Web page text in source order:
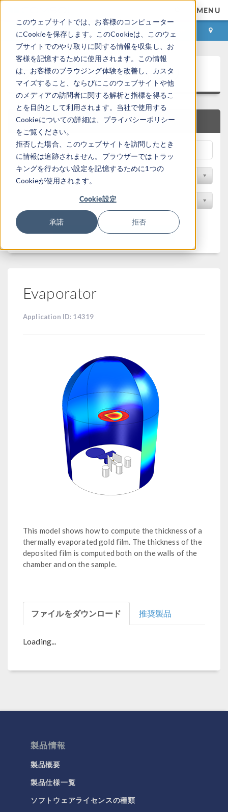
このウェブサイトでは、お客様のコンピューター
にCookieを保存します。このCookieは、このウェ
ブサイトでのやり取りに関する情報を収集し、お
客様を記憶するために使用されます。この情報
は、お客様のブラウジング体験を改善し、カスタ
マイズすること、ならびにこのウェブサイトや他
のメディアの訪問者に関する解析と指標を得るこ
とを目的として利用されます。当社で使用する
Cookieについての詳細は、プライバシーポリシー
をご覧ください。
拒否した場合、このウェブサイトを訪問したとき
に情報は追跡されません。ブラウザーではトラッ
キングを行わない設定を記憶するために1つの
Cookieが使用されます。
Cookie設定
承諾 拒否
MENU
ログイン お問い合わせ
アプリケーションギャラリ
クイック検索
分野でフィルター
フィルター
Evaporator
Application ID: 14319
This model shows how to compute the thickness of a
thermally evaporated gold film. The thickness of the
deposited film is computed both on the walls of the
chamber and on the sample.
ファイルをダウンロード 推奨製品
Loading...
製品情報
製品概要
製品仕様一覧
ソフトウェアライセンスの種類